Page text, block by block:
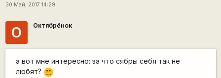
30 Май, 2017 14:29
О Октябрёнок
а вот мне интересно: за что сябры себя так не
любят?
:)